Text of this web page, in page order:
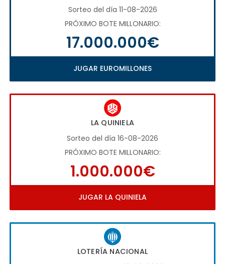
Sorteo del día 11-08-2026
PRÓXIMO BOTE MILLONARIO:
17.000.000€
JUGAR EUROMILLONES
LA QUINIELA
Sorteo del día 16-08-2026
PRÓXIMO BOTE MILLONARIO:
1.000.000€
JUGAR LA QUINIELA
LOTERÍA NACIONAL